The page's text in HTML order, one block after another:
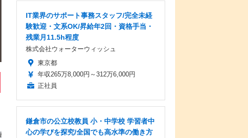
IT業界のサポート事務スタッフ/完全未経
験歓迎・文系OK/昇給年2回・資格手当・
残業月11.5h程度
株式会社ウォーターウィッシュ
東京都
年収265万8,000円～312万6,000円
正社員
鎌倉市の公立校教員 小・中学校 学習者中
心の学びを探究/全国でも高水準の働き方